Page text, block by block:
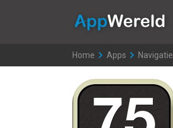
Home >
Apps >
Navigatie